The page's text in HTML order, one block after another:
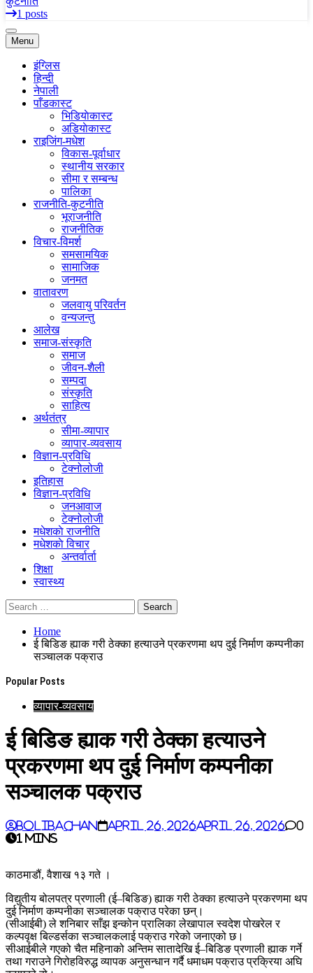
1 posts
Menu
इंग्लिस
हिन्दी
नेपाली
पाँडकास्ट
भिडियाेकास्ट
अडियाेकास्ट
राइजिंग-मधेश
विकास-पूर्वाधार
स्थानीय सरकार
सीमा र सम्बन्ध
पालिका
राजनीति-कुटनीति
भूराजनीति
राजनीतिक
विचार-विमर्श
समसामयिक
सामाजिक
जनमत
वातावरण
जलवायु परिवर्तन
वन्यजन्तु
आलेख
समाज-संस्कृति
समाज
जीवन-शैली
सम्पदा
संस्कृति
साहित्य
अर्थतंत्र
सीमा-व्यापार
व्यापार-व्यवसाय
विज्ञान-प्रविधि
टेक्नोलोजी
इतिहास
विज्ञान-प्रविधि
जनआवाज
टेक्नोलोजी
मधेशकाे राजनीति
मधेशकाे विचार
अन्तर्वार्ता
शिक्षा
स्वास्थ्य
Home
ई बिडिङ ह्याक गरी ठेक्का हत्याउने प्रकरणमा थप दुई निर्माण कम्पनीका
सञ्चालक पक्राउ
Popular Posts
व्यापार-व्यवसाय
ई बिडिङ ह्याक गरी ठेक्का हत्याउने
प्रकरणमा थप दुई निर्माण कम्पनीका
सञ्चालक पक्राउ
BoliBachan April 26, 2026April 26, 2026
0
1 mins
काठमाडौं, वैशाख १३ गते ।
विद्युतीय बोलपत्र प्रणाली (ई–बिडिङ) ह्याक गरी ठेक्का हत्याउने प्रकरणमा थप
दुई निर्माण कम्पनीका सञ्चालक पक्राउ परेका छन्।
(सीआईबी) ले शनिबार साँझ इन्कोन प्रालिका लेखापाल स्वदेश पोखरेल र
कल्पवृक्ष बिल्डर्सका सञ्चालकलाई पक्राउ गरेको जनाएको छ।
सीआईबीले गएको चैत महिनाको अन्तिम सातादेखि ई–बिडिङ प्रणाली ह्याक गर्ने
तथा गराउने गिरोहविरुद्ध व्यापक अनुसन्धान गर्दै धमाधम पक्राउ प्रक्रिया अघि